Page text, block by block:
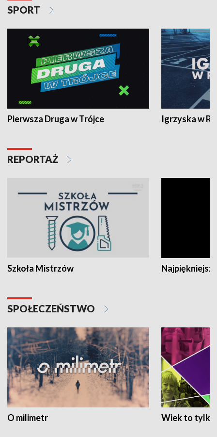
SPORT
Pierwsza Druga w Trójce Igrzyska w
REPORTAŻ
Szkoła Mistrzów
SPOŁECZEŃSTWO
O milimetr Wiek to tylko